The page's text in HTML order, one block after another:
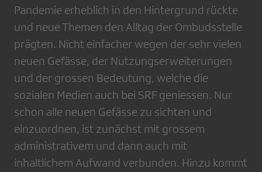
Pandemie erheblich in den Hintergrund rückte
und neue Themen den Alltag der Ombudsstelle
prägten. Nicht einfacher wegen der sehr vielen
neuen Gefässe, der Nutzungserweiterungen
und der grossen Bedeutung, welche die
sozialen Medien auch bei SRF geniessen. Nur
schon alle neuen Gefässe zu sichten und
einzuordnen, ist zunächst mit grossem
administrativem und dann auch mit
inhaltlichem Aufwand verbunden. Hinzu kommt